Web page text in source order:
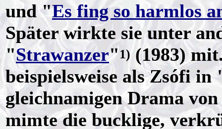
und "Es fing so harmlos
Später wirkte sie unter
"Strawanzer"1)(1983)
beispielsweise als Zsófi in
gleichnamigen Drama
mimte die bucklige,